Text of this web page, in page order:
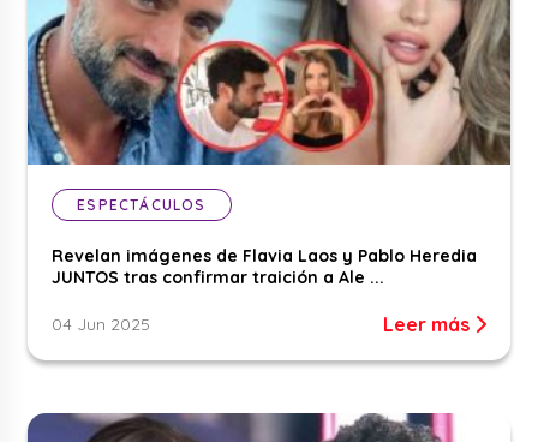
ESPECTÁCULOS
Revelan imágenes de Flavia Laos y Pablo Heredia
JUNTOS tras confirmar traición a Ale ...
04 Jun 2025 Leer más